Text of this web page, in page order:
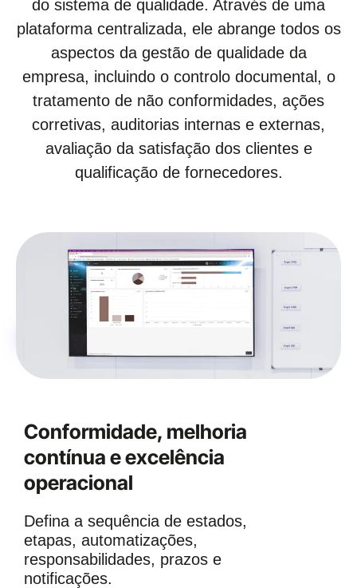
do sistema de qualidade. Através de uma
plataforma centralizada, ele abrange todos os
aspectos da gestão de qualidade da
empresa, incluindo o controlo documental, o
tratamento de não conformidades, ações
corretivas, auditorias internas e externas,
avaliação da satisfação dos clientes e
qualificação de fornecedores.
Conformidade, melhoria
contínua e excelência
operacional
Defina a sequência de estados,
etapas, automatizações,
responsabilidades, prazos e
notificações.